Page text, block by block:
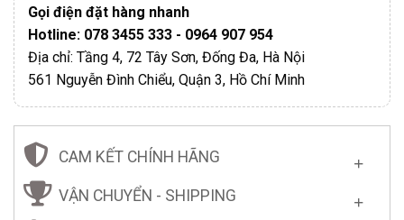
Gọi điện đặt hàng nhanh
Hotline: 078 3455 333 - 0964 907 954
Địa chỉ: Tầng 4, 72 Tây Sơn, Đống Đa, Hà Nội
561 Nguyễn Đình Chiểu, Quận 3, Hồ Chí Minh
CAM KẾT CHÍNH HÃNG
VẬN CHUYỂN - SHIPPING